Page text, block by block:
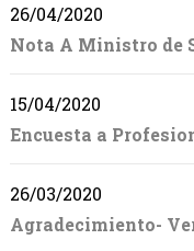
26/04/2020
Nota A Ministro de
15/04/2020
Encuesta a
26/03/2020
Agradecimiento-